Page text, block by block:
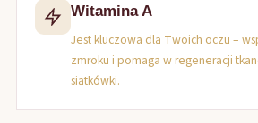
Witamina A
Jest kluczowa dla Twoich oczu –
zmroku i pomaga w regeneracji
siatkówki.